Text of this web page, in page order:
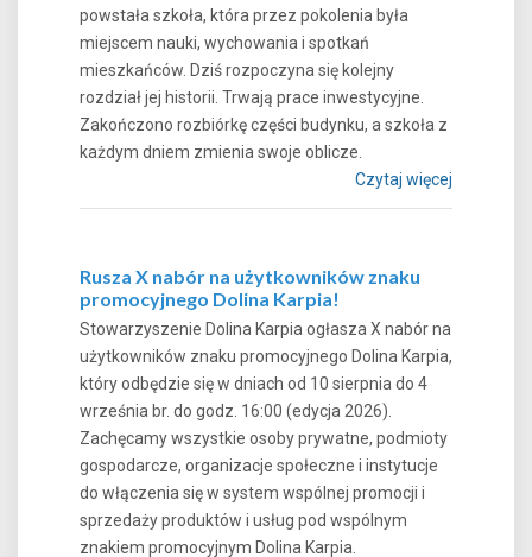
powstała szkoła, która przez pokolenia była
miejscem nauki, wychowania i spotkań
mieszkańców. Dziś rozpoczyna się kolejny
rozdział jej historii. Trwają prace inwestycyjne.
Zakończono rozbiórkę części budynku, a szkoła z
każdym dniem zmienia swoje oblicze.
Czytaj więcej
Rusza X nabór na użytkowników znaku
promocyjnego Dolina Karpia!
Stowarzyszenie Dolina Karpia ogłasza X nabór na
użytkowników znaku promocyjnego Dolina Karpia,
który odbędzie się w dniach od 10 sierpnia do 4
września br. do godz. 16:00 (edycja 2026).
Zachęcamy wszystkie osoby prywatne, podmioty
gospodarcze, organizacje społeczne i instytucje
do włączenia się w system wspólnej promocji i
sprzedaży produktów i usług pod wspólnym
znakiem promocyjnym Dolina Karpia.